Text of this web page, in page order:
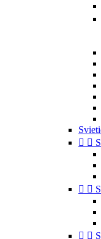
 
 
 